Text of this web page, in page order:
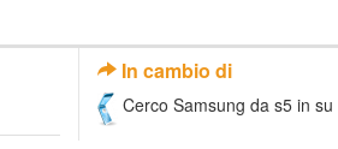
In cambio di
Cerco Samsung da s5 in su